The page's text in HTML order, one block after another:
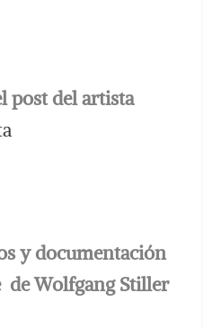
post del artista
y documentación
de Wolfgang Stiller